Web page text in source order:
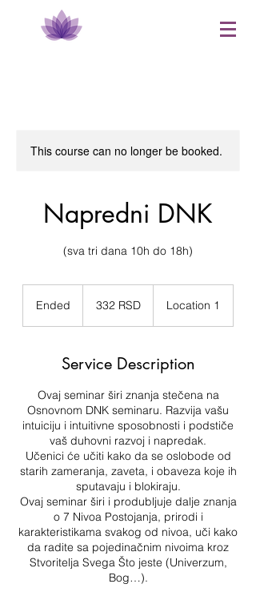
This course can no longer be booked.
​Napredni DNK
(sva tri dana 10h do 18h)
Ended
d
динара
332 RSD Location 1
Service Description
​Ovaj seminar širi znanja stečena na
Osnovnom DNK seminaru. Razvija vašu
intuiciju i intuitivne sposobnosti i podstiče
vaš duhovni razvoj i napredak.
Učenici će učiti kako da se oslobode od
starih zameranja, zaveta, i obaveza koje ih
sputavaju i blokiraju.
Ovaj seminar širi i produbljuje dalje znanja
o 7 Nivoa Postojanja, prirodi i
karakteristikama svakog od nivoa, uči kako
da radite sa pojedinačnim nivoima kroz
Stvoritelja Svega Što jeste (Univerzum,
Bog…).